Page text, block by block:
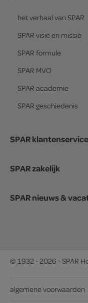
het verhaal van SPAR
SPAR visie en missie
SPAR formule
SPAR MVO
SPAR academie
SPAR geschiedenis
SPAR klantenservice
SPAR zakelijk
SPAR nieuws &
© 1932 - 2026 - SPAR
algemene voorwaarden